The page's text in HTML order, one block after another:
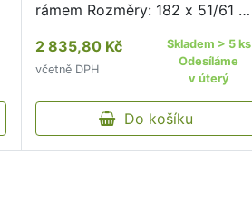
rámem Rozměry: 182 x 51/61 x
Maximální nosnost: 120 kg
Provedení: s područkami
Možnost naklápění: sklopné
opěradlo …
2 835,80 Kč
včetně DPH
Skladem > 5 ks
Odesíláme
v úterý
Do košíku